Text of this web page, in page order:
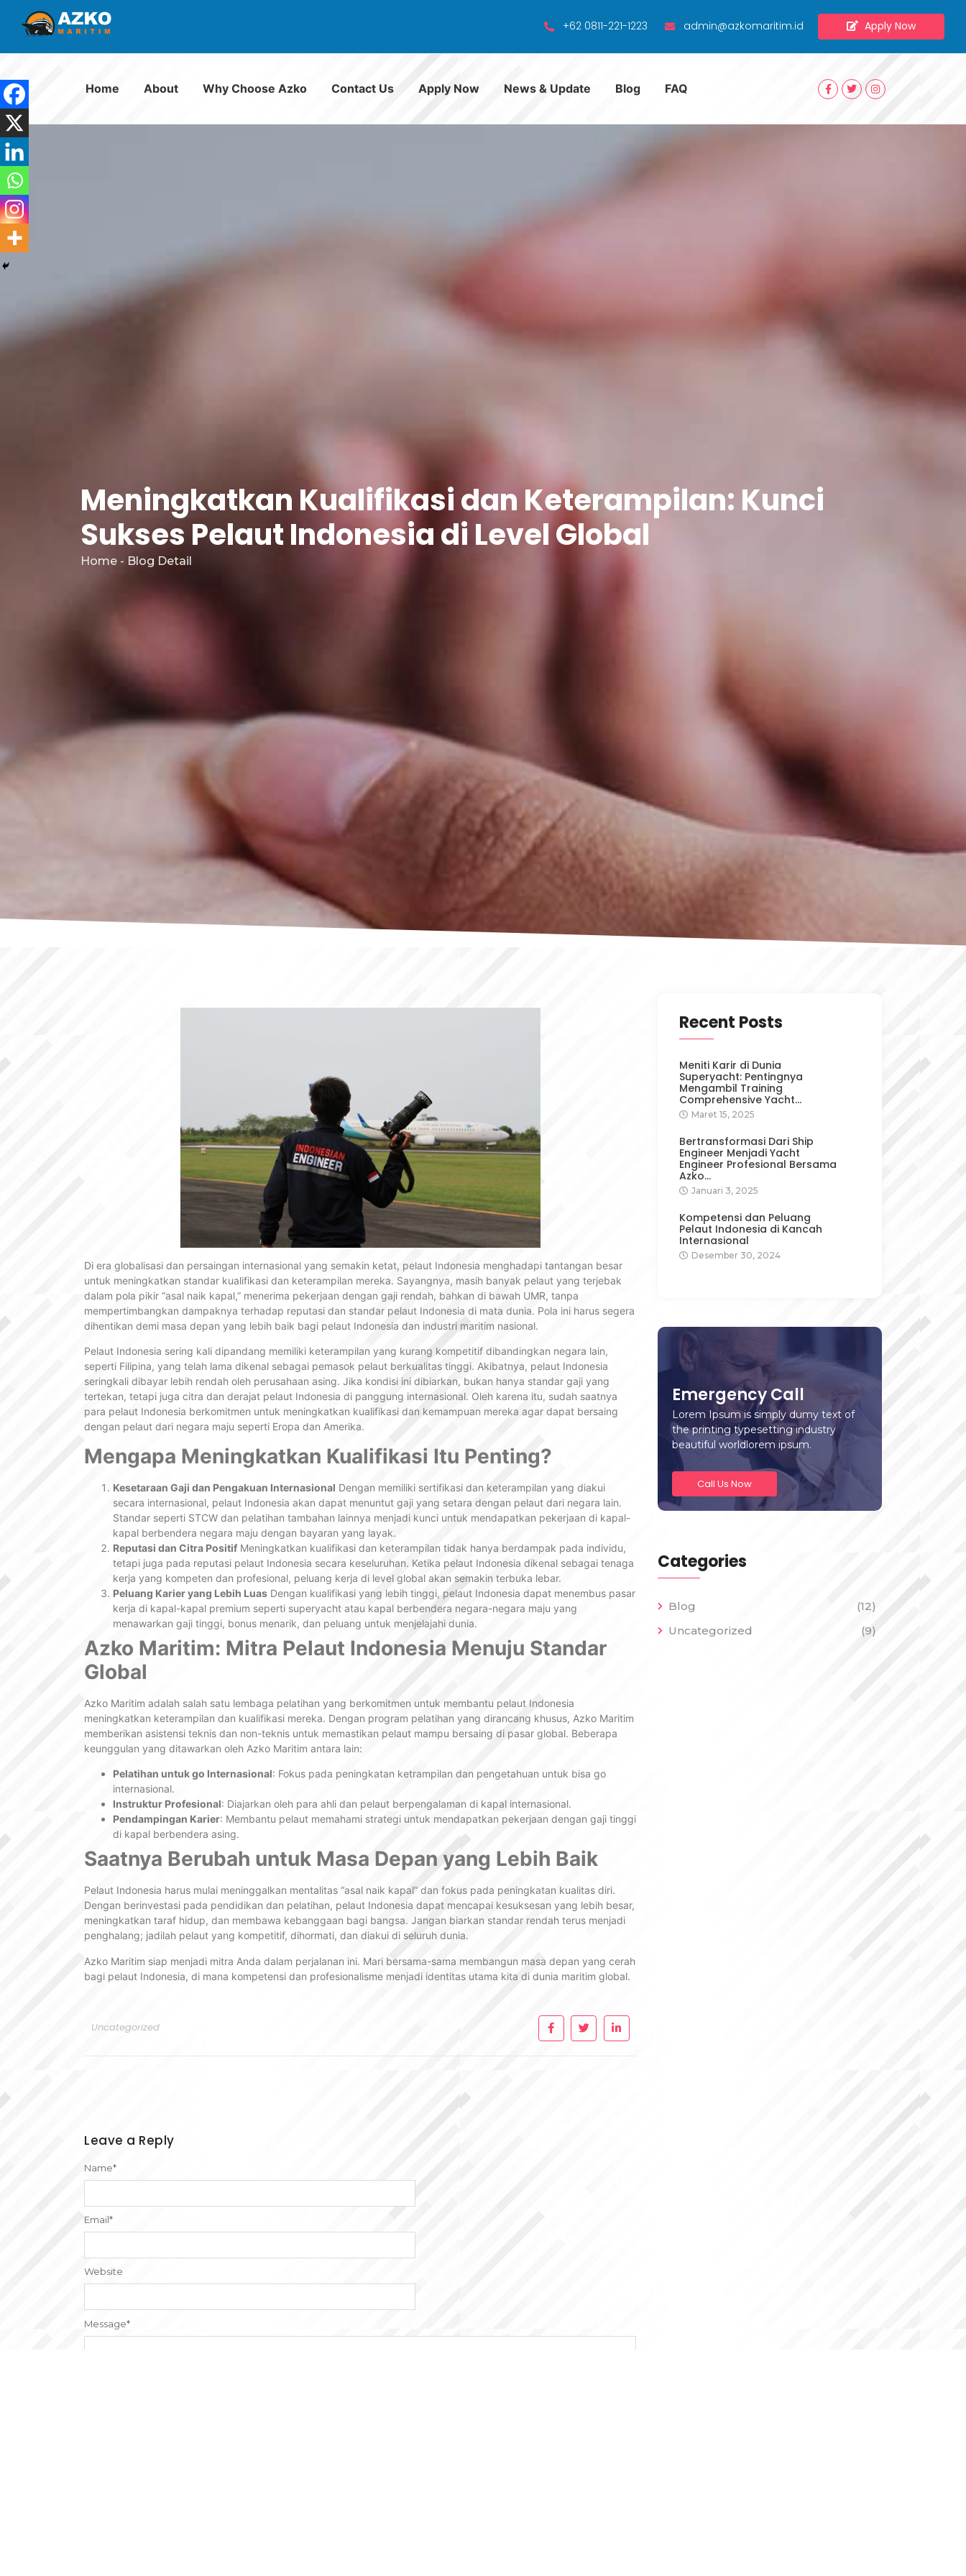
+62 0811-221-1223 admin@azkomaritim.id Apply Now
Home About Why Choose Azko Contact Us Apply Now News & Update Blog FAQ
Meningkatkan Kualifikasi dan Keterampilan: Kunci
Sukses Pelaut Indonesia di Level Global
Home - Blog Detail
Di era globalisasi dan persaingan internasional yang semakin ketat, pelaut Indonesia menghadapi tantangan besar
untuk meningkatkan standar kualifikasi dan keterampilan mereka. Sayangnya, masih banyak pelaut yang terjebak
dalam pola pikir “asal naik kapal,” menerima pekerjaan dengan gaji rendah, bahkan di bawah UMR, tanpa
mempertimbangkan dampaknya terhadap reputasi dan standar pelaut Indonesia di mata dunia. Pola ini harus segera
dihentikan demi masa depan yang lebih baik bagi pelaut Indonesia dan industri maritim nasional.
Pelaut Indonesia sering kali dipandang memiliki keterampilan yang kurang kompetitif dibandingkan negara lain,
seperti Filipina, yang telah lama dikenal sebagai pemasok pelaut berkualitas tinggi. Akibatnya, pelaut Indonesia
seringkali dibayar lebih rendah oleh perusahaan asing. Jika kondisi ini dibiarkan, bukan hanya standar gaji yang
tertekan, tetapi juga citra dan derajat pelaut Indonesia di panggung internasional. Oleh karena itu, sudah saatnya
para pelaut Indonesia berkomitmen untuk meningkatkan kualifikasi dan kemampuan mereka agar dapat bersaing
dengan pelaut dari negara maju seperti Eropa dan Amerika.
Mengapa Meningkatkan Kualifikasi Itu Penting?
Kesetaraan Gaji dan Pengakuan Internasional Dengan memiliki sertifikasi dan keterampilan yang diakui
secara internasional, pelaut Indonesia akan dapat menuntut gaji yang setara dengan pelaut dari negara lain.
Standar seperti STCW dan pelatihan tambahan lainnya menjadi kunci untuk mendapatkan pekerjaan di kapal-
kapal berbendera negara maju dengan bayaran yang layak.
Reputasi dan Citra Positif Meningkatkan kualifikasi dan keterampilan tidak hanya berdampak pada individu,
tetapi juga pada reputasi pelaut Indonesia secara keseluruhan. Ketika pelaut Indonesia dikenal sebagai tenaga
kerja yang kompeten dan profesional, peluang kerja di level global akan semakin terbuka lebar.
Peluang Karier yang Lebih Luas Dengan kualifikasi yang lebih tinggi, pelaut Indonesia dapat menembus pasar
kerja di kapal-kapal premium seperti superyacht atau kapal berbendera negara-negara maju yang
menawarkan gaji tinggi, bonus menarik, dan peluang untuk menjelajahi dunia.
Azko Maritim: Mitra Pelaut Indonesia Menuju Standar
Global
Azko Maritim adalah salah satu lembaga pelatihan yang berkomitmen untuk membantu pelaut Indonesia
meningkatkan keterampilan dan kualifikasi mereka. Dengan program pelatihan yang dirancang khusus, Azko Maritim
memberikan asistensi teknis dan non-teknis untuk memastikan pelaut mampu bersaing di pasar global. Beberapa
keunggulan yang ditawarkan oleh Azko Maritim antara lain:
Pelatihan untuk go Internasional: Fokus pada peningkatan ketrampilan dan pengetahuan untuk bisa go
internasional.
Instruktur Profesional: Diajarkan oleh para ahli dan pelaut berpengalaman di kapal internasional.
Pendampingan Karier: Membantu pelaut memahami strategi untuk mendapatkan pekerjaan dengan gaji tinggi
di kapal berbendera asing.
Saatnya Berubah untuk Masa Depan yang Lebih Baik
Pelaut Indonesia harus mulai meninggalkan mentalitas “asal naik kapal” dan fokus pada peningkatan kualitas diri.
Dengan berinvestasi pada pendidikan dan pelatihan, pelaut Indonesia dapat mencapai kesuksesan yang lebih besar,
meningkatkan taraf hidup, dan membawa kebanggaan bagi bangsa. Jangan biarkan standar rendah terus menjadi
penghalang; jadilah pelaut yang kompetitif, dihormati, dan diakui di seluruh dunia.
Azko Maritim siap menjadi mitra Anda dalam perjalanan ini. Mari bersama-sama membangun masa depan yang cerah
bagi pelaut Indonesia, di mana kompetensi dan profesionalisme menjadi identitas utama kita di dunia maritim global.
Uncategorized
Leave a Reply
Message*
Name*
Email*
Website
Recent Posts
Meniti Karir di Dunia
Superyacht: Pentingnya
Mengambil Training
Comprehensive Yacht…
Maret 15, 2025
Bertransformasi Dari Ship
Engineer Menjadi Yacht
Engineer Profesional Bersama
Azko…
Januari 3, 2025
Kompetensi dan Peluang
Pelaut Indonesia di Kancah
Internasional
Desember 30, 2024
Emergency Call
Lorem Ipsum is simply dumy text of
the printing typesetting industry
beautiful worldlorem ipsum.
Call Us Now
Categories
Blog
(12)
Uncategorized
(9)